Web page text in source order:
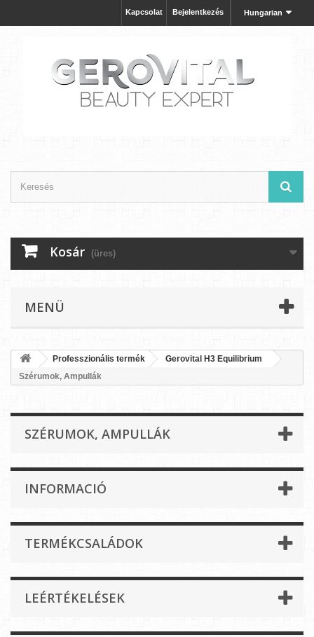
Hungarian
Bejelentkezés
Kapcsolat
Kosár (üres)
MENÜ
Professzionális termék
Gerovital H3 Equilibrium
Szérumok, Ampullák
SZÉRUMOK, AMPULLÁK
INFORMACIÓ
TERMÉKCSALÁDOK
LEÉRTÉKELÉSEK